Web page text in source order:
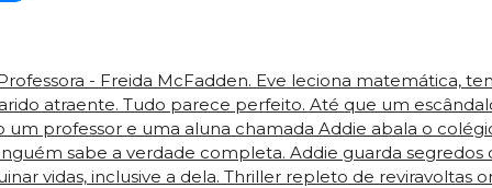
- Freida McFadden. Eve leciona matemática,
atraente. Tudo parece perfeito. Até que um
um professor e uma aluna chamada Addie abala o
sabe a verdade completa. Addie guarda segredos
vidas, inclusive a dela. Thriller repleto de reviravoltas